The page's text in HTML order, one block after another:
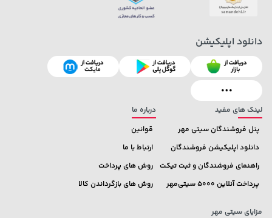
141,000 تومان
165,900
خرید
3,679,000 تومان
4,780,000
لینک های مفید
پنل فروشندگان سیتی مهر
دانلود اپلیکیشن فروشندگان
راهنمای فروشندگان و ثبت تیکت
پرداخت آنلاین 5000 سیتی‌مهر
درباره ما
قوانین
ارتباط با ما
روش های پرداخت
روش های بازگرداندن کالا
مزایای سیتی مهر
دانلود اپلیکیشن